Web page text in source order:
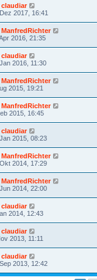
claudiar
2017, 16:41
ManfredRichter
2016, 21:35
claudiar
2016, 11:30
ManfredRichter
2015, 19:21
ManfredRichter
2015, 16:45
claudiar
2015, 08:23
ManfredRichter
2014, 17:29
ManfredRichter
2014, 22:00
claudiar
2014, 12:43
claudiar
2013, 11:11
claudiar
2013, 12:42